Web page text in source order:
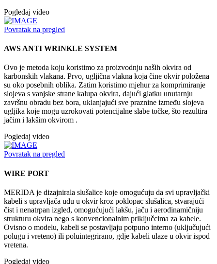
Pogledaj video
Povratak na pregled
AWS ANTI WRINKLE SYSTEM
Ovo je metoda koju koristimo za proizvodnju naših okvira od
karbonskih vlakana. Prvo, ugljična vlakna koja čine okvir položena
su oko posebnih oblika. Zatim koristimo mjehur za komprimiranje
slojeva s vanjske strane kalupa okvira, dajući glatku unutarnju
završnu obradu bez bora, uklanjajući sve praznine između slojeva
ugljika koje mogu uzrokovati potencijalne slabe točke, što rezultira
jačim i lakšim okvirom .
Pogledaj video
Povratak na pregled
WIRE PORT
MERIDA je dizajnirala slušalice koje omogućuju da svi upravljački
kabeli s upravljača uđu u okvir kroz poklopac slušalica, stvarajući
čist i nenatrpan izgled, omogućujući lakšu, jaču i aerodinamičniju
strukturu okvira nego s konvencionalnim priključcima za kabele.
Ovisno o modelu, kabeli se postavljaju potpuno interno (uključujući
polugu i vreteno) ili poluintegrirano, gdje kabeli ulaze u okvir ispod
vretena.
Pogledaj video